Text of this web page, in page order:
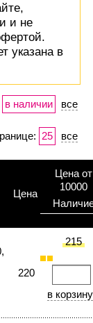
и не
указана в
в наличии все
25 все
Цена
Цена от
10000
220
215